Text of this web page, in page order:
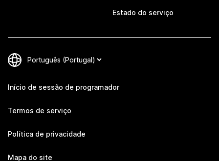
Estado do serviço
Início de sessão de programador
Termos de serviço
Política de privacidade
Mapa do site